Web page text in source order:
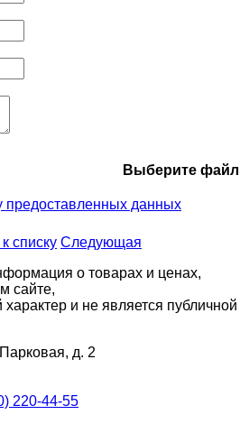
Выберите файл
предоставленных данных
списку Следующая
о товарах и ценах,
сайте,
и не является публичной
д. 2
220-44-55